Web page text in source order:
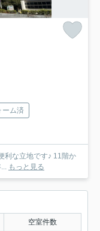
ーム済
地です♪ 11階か
年... もっと見る
空室件数